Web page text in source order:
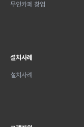
무인카페 창업
설치사례
설치사례